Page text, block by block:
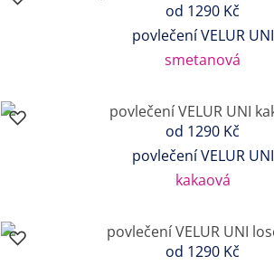
od 1290 Kč
povlečení VELUR UNI
smetanová
od 1290 Kč
povlečení VELUR UNI
kakaová
od 1290 Kč